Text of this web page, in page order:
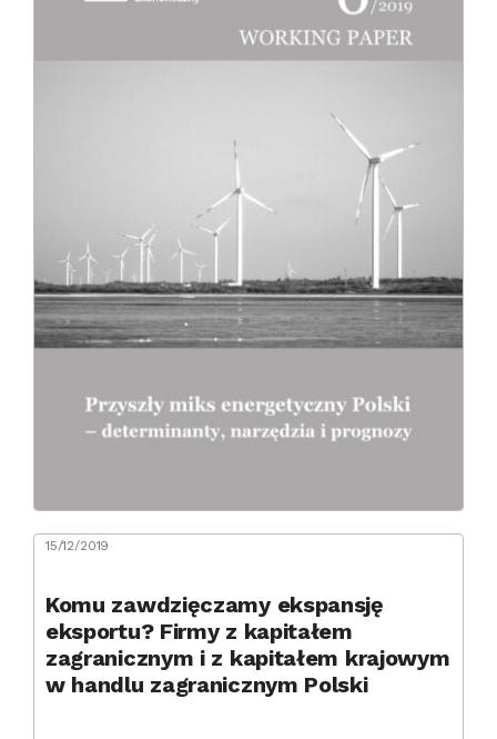
15/12/2019
Komu zawdzięczamy ekspansję
eksportu? Firmy z kapitałem
zagranicznym i z kapitałem krajowym
w handlu zagranicznym Polski